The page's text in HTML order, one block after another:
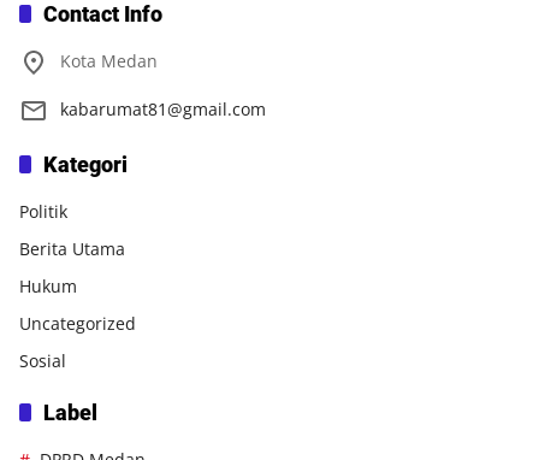
Contact Info
Kota Medan
kabarumat81@gmail.com
Kategori
Politik
Berita Utama
Hukum
Uncategorized
Sosial
Label